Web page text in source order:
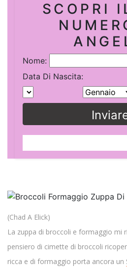
SCOPRI
Nome:
Data Di Nascita:
(Chad A Elick)
La zuppa di broccoli e formaggio mi
pensiero di cimette di broccoli
ricca e di formaggio porta ancora un